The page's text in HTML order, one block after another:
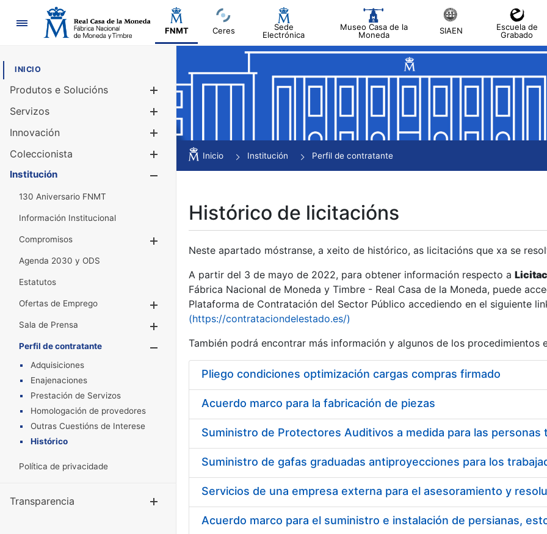
Navegación
FNMT Ceres
Sede
Electrónica
Museo Casa de la
Moneda
SIAEN
Escuela de
Grabado
INICIO
Produtos e Solucións
Mostrar/Ocultar
Servizos
Innovación
Coleccionista
Mostrar/Ocultar
Institución
130 Aniversario FNMT
Información Institucional
Compromisos
Agenda 2030 y ODS
Estatutos
Ofertas de Emprego
Mostrar/Ocultar
Sala de Prensa
Mostrar/Ocultar
Perfil de contratante
Mostrar/Ocultar
Adquisiciones
Enajenaciones
Prestación de Servizos
Homologación de provedores
Outras Cuestións de Interese
Histórico
Política de privacidade
Transparencia
Inicio Institución Perfil de contratante
Histórico de licitacións
Neste apartado móstranse, a xeito de histórico, as licitacións que xa se
A partir del 3 de mayo de 2022, para obtener información respecto a
Fábrica Nacional de Moneda y Timbre - Real Casa de la Moneda, puede
Plataforma de Contratación del Sector Público accediendo en el siguiente
(https://contrataciondelestado.es/)
También podrá encontrar más información y algunos de los procedimientos
Pliego condiciones optimización cargas compras firmado
Acuerdo marco para la fabricación de piezas
Acuerdo marco para el suministro e instalación de persianas,